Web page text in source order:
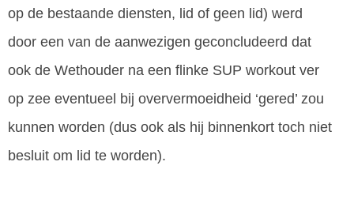
op de bestaande diensten, lid of geen lid) werd
door een van de aanwezigen geconcludeerd dat
ook de Wethouder na een flinke SUP workout ver
op zee eventueel bij oververmoeidheid ‘gered’ zou
kunnen worden (dus ook als hij binnenkort toch niet
besluit om lid te worden).